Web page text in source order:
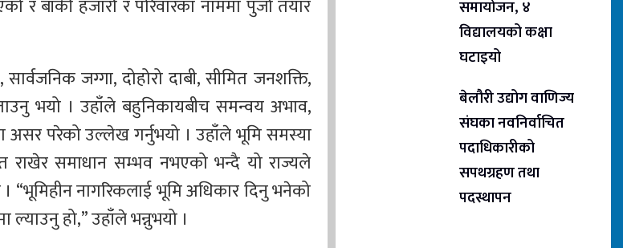
र बाँकी हजारौँ र परिवारका नाममा पुर्जा तयार
जग्गा, दोहोरो दाबी, सीमित जनशक्ति,
भयो । उहाँले बहुनिकायबीच समन्वय अभाव,
असर परेको उल्लेख गर्नुभयो । उहाँले भूमि समस्या
राखेर समाधान सम्भव नभएको भन्दै यो राज्यले
। “भूमिहीन नागरिकलाई भूमि अधिकार दिनु भनेको
ल्याउनु हो,” उहाँले भन्नुभयो ।
समायोजन, ४
विद्यालयको कक्षा
घटाइयो
बेलौरी उद्योग वाणिज्य
संघका नवनिर्वाचित
पदाधिकारीको
सपथग्रहण तथा
पदस्थापन